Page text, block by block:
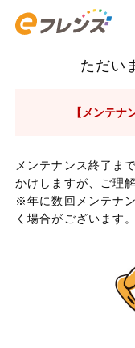
ただい
【メンテ
メンテナンス終了ま
かけしますが、ご理
※年に数回メンテナ
く場合がございます。